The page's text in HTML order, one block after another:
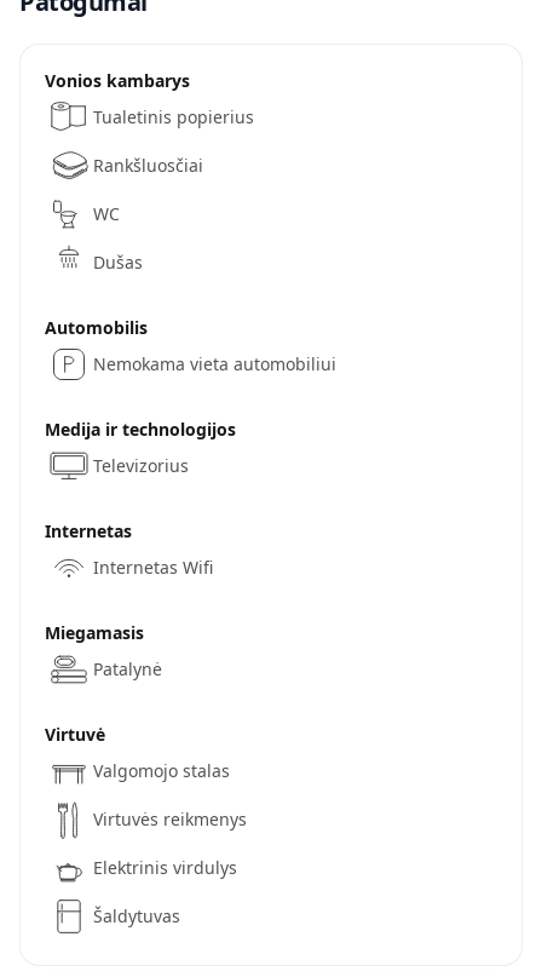
Vonios kambarys
Tualetinis popierius
Rankšluosčiai
WC
Dušas
Automobilis
Nemokama vieta automobiliui
Medija ir technologijos
Televizorius
Internetas
Internetas Wifi
Miegamasis
Patalynė
Virtuvė
Valgomojo stalas
Virtuvės reikmenys
Elektrinis virdulys
Šaldytuvas